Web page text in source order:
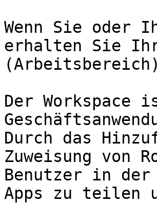
Wenn Sie oder
erhalten Sie
Der Workspace
Durch das
Zuweisung von
Benutzer in
Apps zu teilen